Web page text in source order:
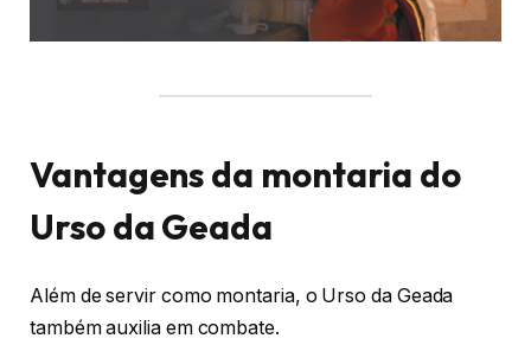
Vantagens da montaria do
Urso da Geada
Além de servir como montaria, o Urso da Geada
também auxilia em combate.